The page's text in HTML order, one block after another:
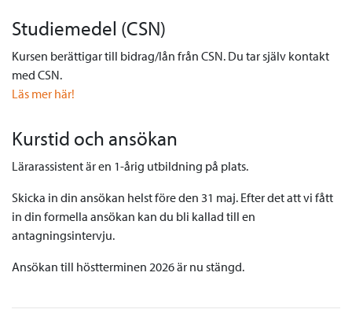
Studiemedel (CSN)
Kursen berättigar till bidrag/lån från CSN. Du tar själv kontakt
med CSN.
Läs mer här!
Kurstid och ansökan
Lärarassistent är en 1-årig utbildning på plats.
Skicka in din ansökan helst före den 31 maj. Efter det att vi fått
in din formella ansökan kan du bli kallad till en
antagningsintervju.
Ansökan till höstterminen 2026 är nu stängd.